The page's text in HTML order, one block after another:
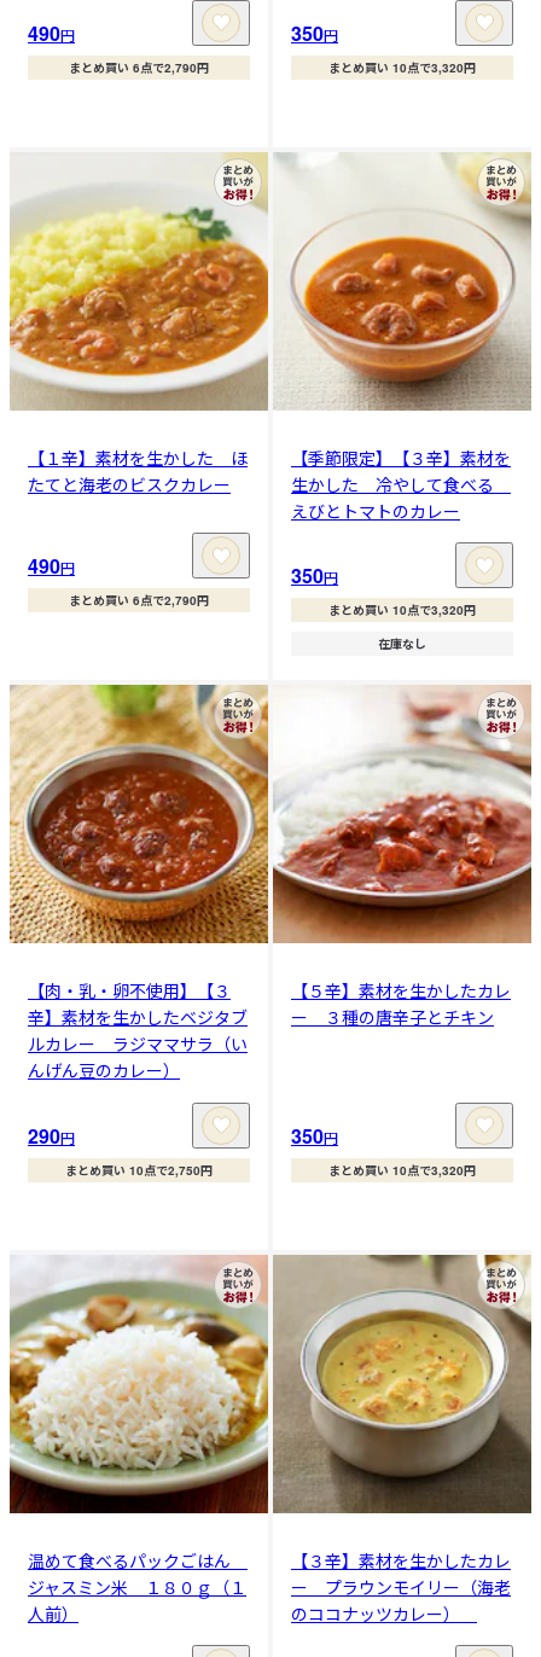
490円
まとめ買い 6点で2,790円
350円
まとめ買い 10点で3,320円
【１辛】素材を生かした ほ
たてと海老のビスクカレー
490円
まとめ買い 6点で2,790円
【季節限定】【３辛】素材を
生かした 冷やして食べる
えびとトマトのカレー
350円
まとめ買い 10点で3,320円
在庫なし
【肉・乳・卵不使用】【３
辛】素材を生かしたベジタブ
ルカレー ラジママサラ（い
んげん豆のカレー）
290円
まとめ買い 10点で2,750円
【５辛】素材を生かしたカレ
ー ３種の唐辛子とチキン
350円
まとめ買い 10点で3,320円
温めて食べるパックごはん
ジャスミン米 １８０ｇ（１
人前）
【３辛】素材を生かしたカレ
ー プラウンモイリー（海老
のココナッツカレー）